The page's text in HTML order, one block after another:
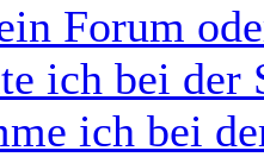
Forum
ich bei der
ich bei